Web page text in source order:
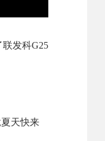
联发科G25
天快来